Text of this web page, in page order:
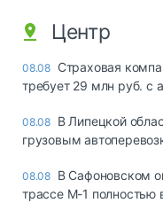
Центр
08.08 Страховая
требует 29 млн руб. с
08.08 В Липецкой
грузовым
08.08 В Сафоновском
трассе М-1 полностью